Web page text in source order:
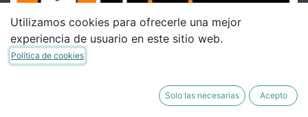
Utilizamos cookies para ofrecerle una mejor
experiencia de usuario en este sitio web.
Política de cookies
Solo las necesarias Acepto